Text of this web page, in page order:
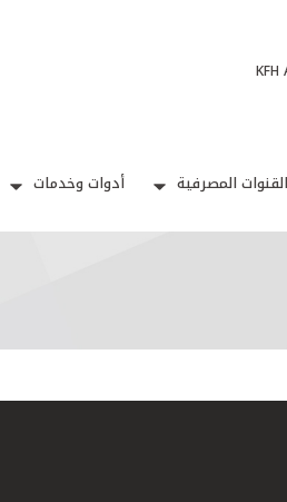
KFH
القنوات المصرفية أدوات وخدمات